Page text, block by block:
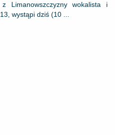
Limanowszczyzny wokalista i
wystąpi dziś (10 ...